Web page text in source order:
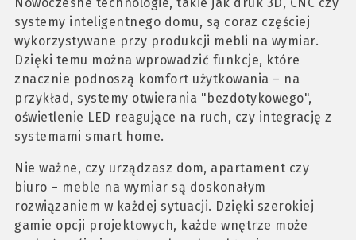
Nowoczesne technologie, takie jak druk 3D, CNC czy
systemy inteligentnego domu, są coraz częściej
wykorzystywane przy produkcji mebli na wymiar.
Dzięki temu można wprowadzić funkcje, które
znacznie podnoszą komfort użytkowania – na
przykład, systemy otwierania "bezdotykowego",
oświetlenie LED reagujące na ruch, czy integrację z
systemami smart home.
Nie ważne, czy urządzasz dom, apartament czy
biuro – meble na wymiar są doskonałym
rozwiązaniem w każdej sytuacji. Dzięki szerokiej
gamie opcji projektowych, każde wnętrze może